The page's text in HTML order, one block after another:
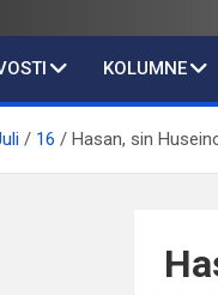
KOLUMNE
16 Hasan, sin